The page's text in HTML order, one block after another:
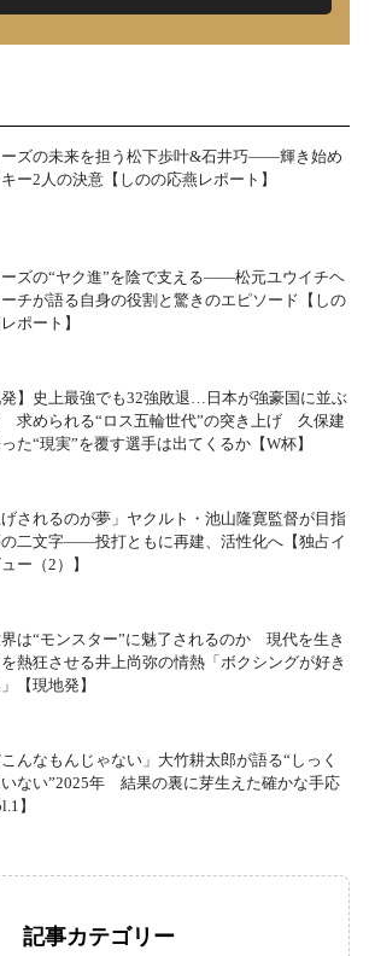
ーズの未来を担う松下歩叶&石井巧――輝き始め
ー2人の決意【しのの応燕レポート】
ーズの“ヤク進”を陰で支える――松元ユウイチヘ
チが語る自身の役割と驚きのエピソード【しの
ポート】
発】史上最強でも32強敗退…日本が強豪国に並ぶ
求められる“ロス五輪世代”の突き上げ 久保建
た“現実”を覆す選手は出てくるか【W杯】
げされるのが夢」ヤクルト・池山隆寛監督が目指
二文字――投打ともに再建、活性化へ【独占イ
ー（2）】
は“モンスター”に魅了されるのか 現代を生き
熱狂させる井上尚弥の情熱「ボクシングが好き
【現地発】
こんなもんじゃない」大竹耕太郎が語る“しっく
いない”2025年 結果の裏に芽生えた確かな手応
】
記事カテゴリー